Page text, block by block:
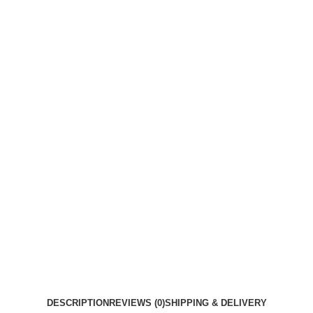
DESCRIPTIONREVIEWS (0)SHIPPING & DELIVERY